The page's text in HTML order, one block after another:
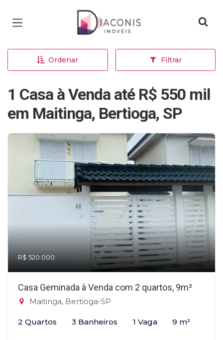
Página inicial
Ordenar Filtrar
1 Casa à Venda até R$ 550 mil
em Maitinga, Bertioga, SP
R$ 520.000
Casa Geminada à Venda com 2 quartos, 9m²
Maitinga, Bertioga-SP
2 Quartos 3 Banheiros 1 Vaga 9 m²